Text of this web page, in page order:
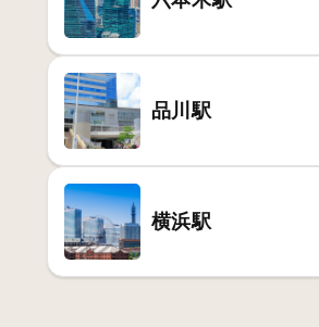
品川駅
横浜駅